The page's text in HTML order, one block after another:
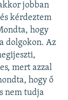
jobban
kérdeztem
hogy
dolgokon. Az
mert azzal
hogy ő
nem tudja